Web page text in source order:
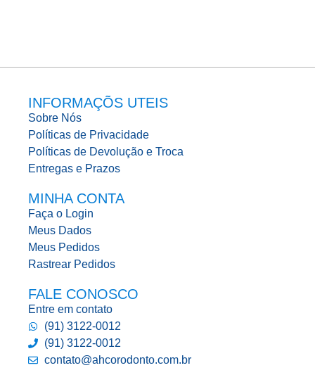
INFORMAÇÕS UTEIS
Sobre Nós
Políticas de Privacidade
Políticas de Devolução e Troca
Entregas e Prazos
MINHA CONTA
Faça o Login
Meus Dados
Meus Pedidos
Rastrear Pedidos
FALE CONOSCO
Entre em contato
(91) 3122-0012
(91) 3122-0012
contato@ahcorodonto.com.br